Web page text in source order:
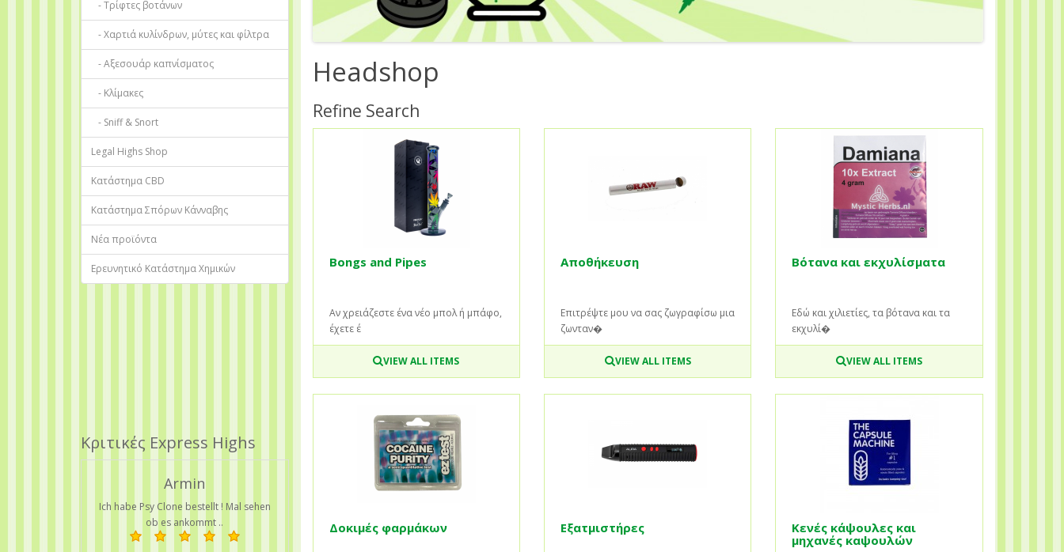
- Τρίφτες βοτάνων
- Χαρτιά κυλίνδρων, μύτες και φίλτρα
- Αξεσουάρ καπνίσματος
- Κλίμακες
- Sniff & Snort
Legal Highs Shop
Κατάστημα CBD
Κατάστημα Σπόρων Κάνναβης
Νέα προϊόντα
Ερευνητικό Κατάστημα Χημικών
Κριτικές Express Highs
Armin
Ich habe Psy Clone bestellt ! Mal sehen
ob es ankommt ..
Headshop
Refine Search
Bongs and Pipes
Αν χρειάζεστε ένα νέο μπολ ή μπάφο,
έχετε έ
VIEW ALL ITEMS
Αποθήκευση
Επιτρέψτε μου να σας ζωγραφίσω μια
ζωνταν�
VIEW ALL ITEMS
Βότανα και εκχυλίσματα
Εδώ και χιλιετίες, τα βότανα και τα
εκχυλί�
VIEW ALL ITEMS
Δοκιμές φαρμάκων Εξατμιστήρες
Κενές κάψουλες και
μηχανές καψουλών